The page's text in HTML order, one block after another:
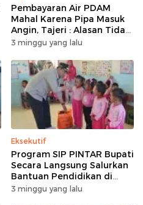
Pembayaran Air PDAM
Mahal Karena Pipa Masuk
Angin, Tajeri : Alasan Tidak
Masuk Akal
3 minggu yang lalu
Eksekutif
Program SIP PINTAR Bupati
Secara Langsung Salurkan
Bantuan Pendidikan di
Desa Mampuak ll
3 minggu yang lalu